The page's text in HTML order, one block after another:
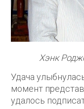
Хэнк
Удача
момент
удалось